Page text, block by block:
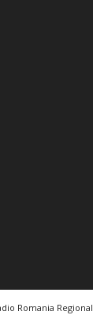
Romania Regional